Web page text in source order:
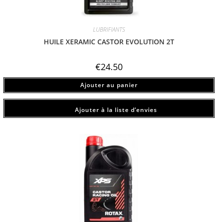
LUBRIFIANTS
HUILE XERAMIC CASTOR EVOLUTION 2T
€24.50
Ajouter au panier
Ajouter à la liste d’envies